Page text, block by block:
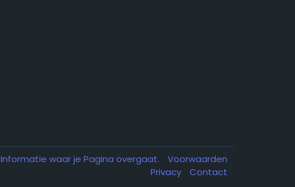
Informatie waar je Pagina overgaat.
Voorwaarden
Privacy
Contact